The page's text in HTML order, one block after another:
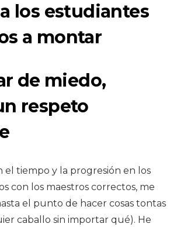
los estudiantes
a montar
de miedo,
respeto
el tiempo y la progresión en los
con los maestros correctos, me
el punto de hacer cosas tontas
caballo sin importar qué). He